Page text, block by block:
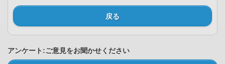
戻る
アンケート:ご意見をお聞かせください